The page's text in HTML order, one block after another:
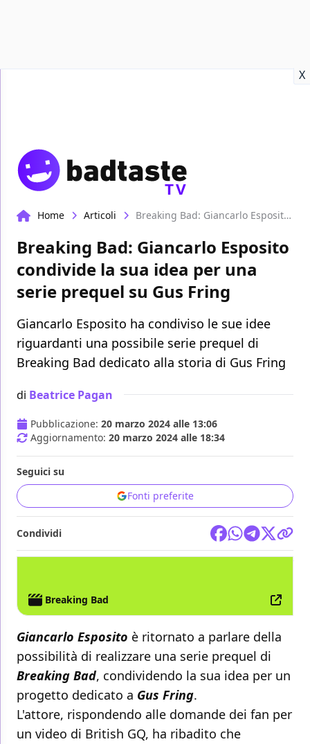
X
TV
Home Articoli Breaking Bad: Giancarlo Esposito condivide la sua idea per una serie prequel su Gus Fring
Breaking Bad: Giancarlo Esposito
condivide la sua idea per una
serie prequel su Gus Fring
Giancarlo Esposito ha condiviso le sue idee
riguardanti una possibile serie prequel di
Breaking Bad dedicato alla storia di Gus Fring
di Beatrice Pagan
Pubblicazione: 20 marzo 2024 alle 13:06
Aggiornamento: 20 marzo 2024 alle 18:34
Seguici su
Fonti preferite
Condividi
Breaking Bad
Giancarlo Esposito è ritornato a parlare della
possibilità di realizzare una serie prequel di
Breaking Bad, condividendo la sua idea per un
progetto dedicato a Gus Fring.
L'attore, rispondendo alle domande dei fan per
un video di British GQ, ha ribadito che